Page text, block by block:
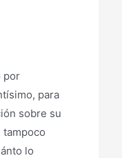
por
para
sobre su
lo